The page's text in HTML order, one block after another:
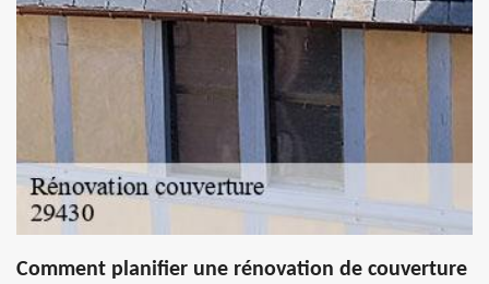
Comment planifier une rénovation de couverture